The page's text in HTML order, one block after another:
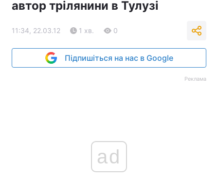
автор трілянини в Тулузі
11:34, 22.03.12 1 хв. 0
Підпишіться на нас в Google
Реклама
ad